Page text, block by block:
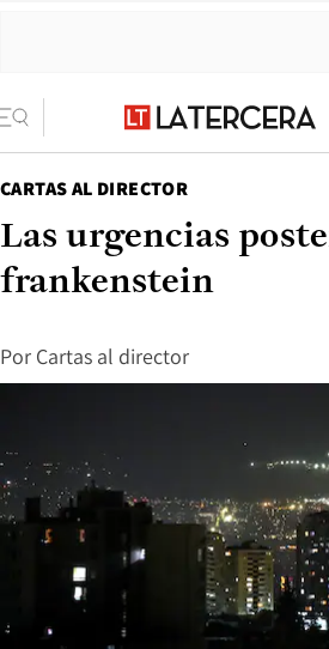
CARTAS AL DIRECTOR
Las urgencias
frankenstein
Por Cartas al director